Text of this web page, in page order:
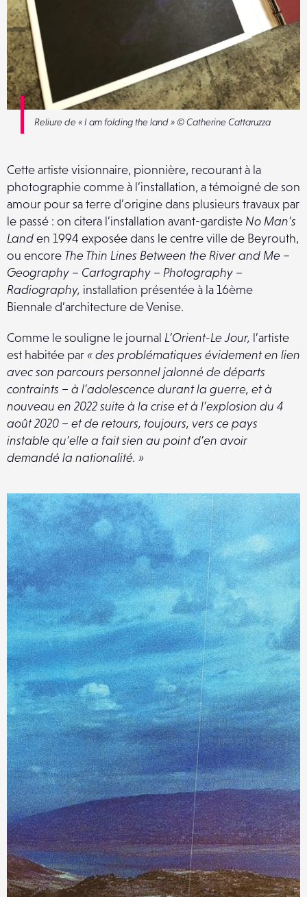
Reliure de « I am folding the land » © Catherine Cattaruzza
Cette artiste visionnaire, pionnière, recourant à la
photographie comme à l’installation, a témoigné de son
amour pour sa terre d’origine dans plusieurs travaux par
le passé : on citera l’installation avant-gardiste No Man’s
Landen 1994 exposée dans le centre ville de Beyrouth,
ou encore The Thin Lines Between the River and Me –
Geography – Cartography – Photography –
Radiography, installation présentée à la 16ème
Biennale d’architecture de Venise.
Comme le souligne le journal L’Orient-Le Jour, l’artiste
est habitée par « des problématiques évidement en lien
avec son parcours personnel jalonné de départs
contraints – à l’adolescence durant la guerre, et à
nouveau en 2022 suite à la crise et à l’explosion du 4
août 2020 – et de retours, toujours, vers ce pays
instable qu’elle a fait sien au point d’en avoir
demandé la nationalité. »